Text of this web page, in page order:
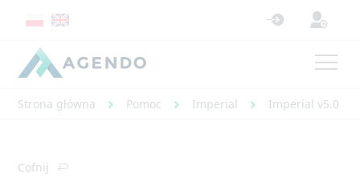
Strona główna Pomoc Imperial Imperial v5.0 -
Cofnij